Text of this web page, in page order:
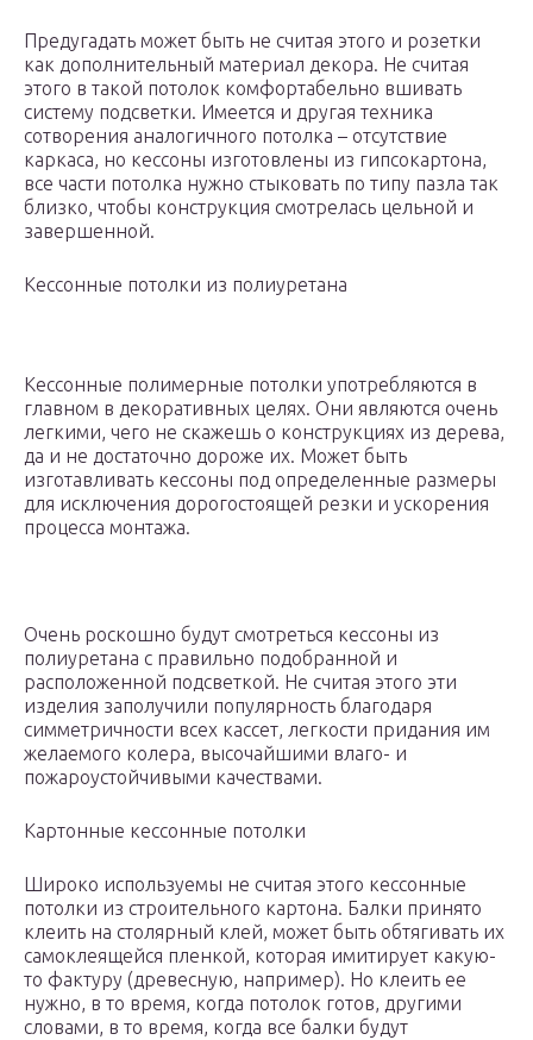
Предугадать может быть не считая этого и розетки
как дополнительный материал декора. Не считая
этого в такой потолок комфортабельно вшивать
систему подсветки. Имеется и другая техника
сотворения аналогичного потолка – отсутствие
каркаса, но кессоны изготовлены из гипсокартона,
все части потолка нужно стыковать по типу пазла так
близко, чтобы конструкция смотрелась цельной и
завершенной.
Кессонные потолки из полиуретана
Кессонные полимерные потолки употребляются в
главном в декоративных целях. Они являются очень
легкими, чего не скажешь о конструкциях из дерева,
да и не достаточно дороже их. Может быть
изготавливать кессоны под определенные размеры
для исключения дорогостоящей резки и ускорения
процесса монтажа.
Очень роскошно будут смотреться кессоны из
полиуретана с правильно подобранной и
расположенной подсветкой. Не считая этого эти
изделия заполучили популярность благодаря
симметричности всех кассет, легкости придания им
желаемого колера, высочайшими влаго- и
пожароустойчивыми качествами.
Картонные кессонные потолки
Широко используемы не считая этого кессонные
потолки из строительного картона. Балки принято
клеить на столярный клей, может быть обтягивать их
самоклеящейся пленкой, которая имитирует какую-
то фактуру (древесную, например). Но клеить ее
нужно, в то время, когда потолок готов, другими
словами, в то время, когда все балки будут